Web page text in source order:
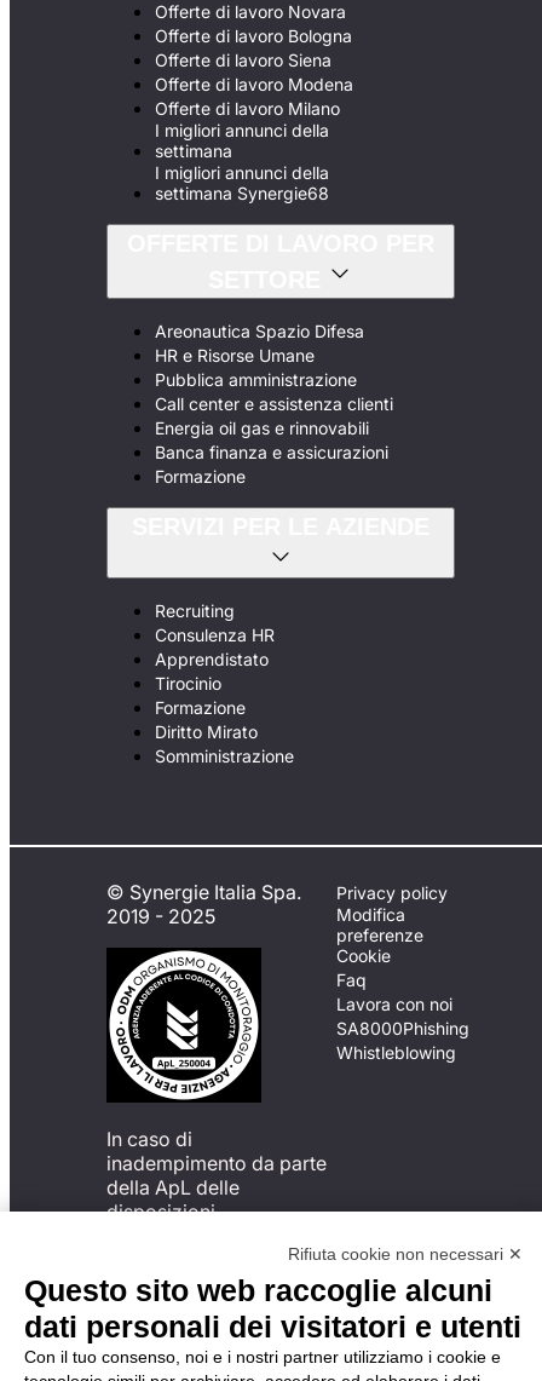
Offerte di lavoro Novara
Offerte di lavoro Bologna
Offerte di lavoro Siena
Offerte di lavoro Modena
Offerte di lavoro Milano
I migliori annunci della
settimana
I migliori annunci della
settimana Synergie68
Areonautica Spazio Difesa
HR e Risorse Umane
Pubblica amministrazione
Call center e assistenza clienti
Energia oil gas e rinnovabili
Banca finanza e assicurazioni
Formazione
Recruiting
Consulenza HR
Apprendistato
Tirocinio
Formazione
Diritto Mirato
Somministrazione
© Synergie Italia Spa.
2019 - 2025
In caso di
inadempimento da parte
della ApL delle
disposizioni
possibile presentare un
reclamo
all’Organismo di
Monitoraggio utilizzando
una delle modalità
Privacy policy
Modifica
preferenze
Cookie
Faq
Lavora con noi
SA8000Phishing
Whistleblowing
Rifiuta cookie non necessari ✕
Questo sito web raccoglie alcuni
dati personali dei visitatori e utenti
Con il tuo consenso, noi e i nostri partner utilizziamo i cookie e